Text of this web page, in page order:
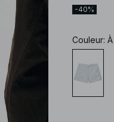
-40%
Couleur: